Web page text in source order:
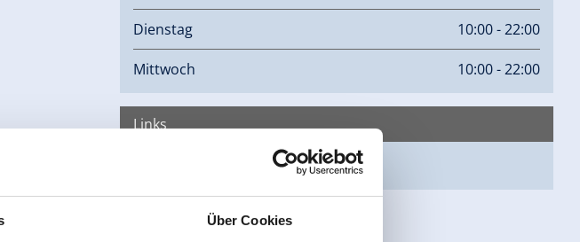
Über Cookies
Dienstag 10:00 - 22:00
Mittwoch 10:00 - 22:00
Links